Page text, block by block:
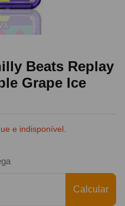
Beats Replay
Grape Ice
e indisponível.
Calcular